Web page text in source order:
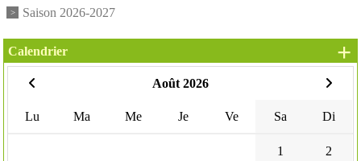
Saison 2026-2027
Calendrier
Août 2026
Lu Ma Me Je Ve Sa Di
1 2
+